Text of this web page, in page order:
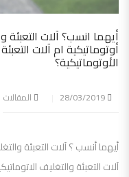
أيهما انسب؟ آلات
أوتوماتيكية ام آلات
الأوتوماتيكية؟
المقالات
أيهما أنسب ؟ آلات التعبئة
آلات التعبئة والتغليف